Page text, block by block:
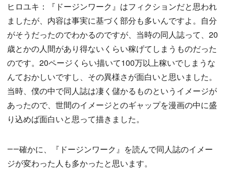
ヒロユキ：『ドージンワーク』はフィクションだと思われ
ましたが、内容は事実に基づく部分も多いんですよ。自分
がそうだったのでわかるのですが、当時の同人誌って、20
歳とかの人間があり得ないくらい稼げてしまうものだった
のです。20ページくらい描いて100万以上稼いでしまうな
んておかしいですし、その異様さが面白いと思いました。
当時、僕の中で同人誌は凄く儲かるものというイメージが
あったので、世間のイメージとのギャップを漫画の中に盛
り込めば面白いと思って描きました。
――確かに、『ドージンワーク』を読んで同人誌のイメー
ジが変わった人も多かったと思います。